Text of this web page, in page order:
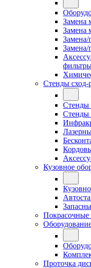
Замена
Замена
Замена/
Стенды сход-
Стенды
Стенды
Кузовное
Покрасочные
Проточка